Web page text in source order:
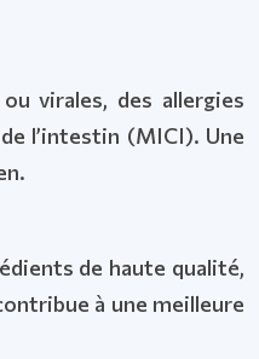
virales, des allergies
l’intestin (MICI). Une
de haute qualité,
à une meilleure